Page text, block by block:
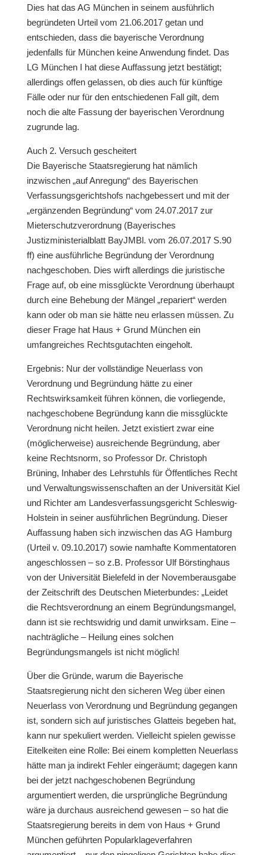
Dies hat das AG München in seinem ausführlich
begründeten Urteil vom 21.06.2017 getan und
entschieden, dass die bayerische Verordnung
jedenfalls für München keine Anwendung findet. Das
LG München I hat diese Auffassung jetzt bestätigt;
allerdings offen gelassen, ob dies auch für künftige
Fälle oder nur für den entschiedenen Fall gilt, dem
noch die alte Fassung der bayerischen Verordnung
zugrunde lag.
Auch 2. Versuch gescheitert
Die Bayerische Staatsregierung hat nämlich
inzwischen „auf Anregung“ des Bayerischen
Verfassungsgerichtshofs nachgebessert und mit der
„ergänzenden Begründung“ vom 24.07.2017 zur
Mieterschutzverordnung (Bayerisches
Justizministerialblatt BayJMBl. vom 26.07.2017 S.90
ff) eine ausführliche Begründung der Verordnung
nachgeschoben. Dies wirft allerdings die juristische
Frage auf, ob eine missglückte Verordnung überhaupt
durch eine Behebung der Mängel „repariert“ werden
kann oder ob man sie hätte neu erlassen müssen. Zu
dieser Frage hat Haus + Grund München ein
umfangreiches Rechtsgutachten eingeholt.
Ergebnis: Nur der vollständige Neuerlass von
Verordnung und Begründung hätte zu einer
Rechtswirksamkeit führen können, die vorliegende,
nachgeschobene Begründung kann die missglückte
Verordnung nicht heilen. Jetzt existiert zwar eine
(möglicherweise) ausreichende Begründung, aber
keine Rechtsnorm, so Professor Dr. Christoph
Brüning, Inhaber des Lehrstuhls für Öffentliches Recht
und Verwaltungswissenschaften an der Universität Kiel
und Richter am Landesverfassungsgericht Schleswig-
Holstein in seiner ausführlichen Begründung. Dieser
Auffassung haben sich inzwischen das AG Hamburg
(Urteil v. 09.10.2017) sowie namhafte Kommentatoren
angeschlossen – so z.B. Professor Ulf Börstinghaus
von der Universität Bielefeld in der Novemberausgabe
der Zeitschrift des Deutschen Mieterbundes: „Leidet
die Rechtsverordnung an einem Begründungsmangel,
dann ist sie rechtswidrig und damit unwirksam. Eine –
nachträgliche – Heilung eines solchen
Begründungsmangels ist nicht möglich!
Über die Gründe, warum die Bayerische
Staatsregierung nicht den sicheren Weg über einen
Neuerlass von Verordnung und Begründung gegangen
ist, sondern sich auf juristisches Glatteis begeben hat,
kann nur spekuliert werden. Vielleicht spielen gewisse
Eitelkeiten eine Rolle: Bei einem kompletten Neuerlass
hätte man ja indirekt Fehler eingeräumt; dagegen kann
bei der jetzt nachgeschobenen Begründung
argumentiert werden, die ursprüngliche Begründung
wäre ja durchaus ausreichend gewesen – so hat die
Staatsregierung bereits in dem von Haus + Grund
München geführten Popularklageverfahren